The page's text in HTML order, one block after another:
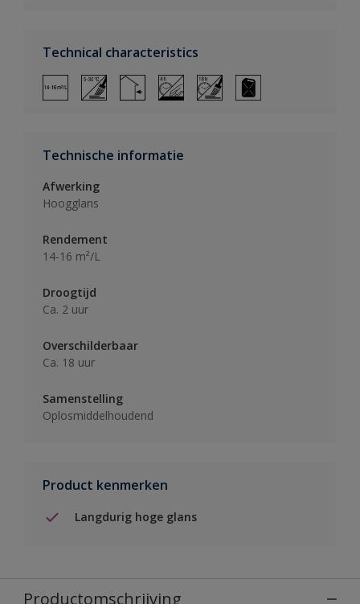
Technical characteristics
Technische informatie
Afwerking
Hoogglans
Rendement
14-16 m²/L
Droogtijd
Ca. 2 uur
Overschilderbaar
Ca. 18 uur
Samenstelling
Oplosmiddelhoudend
Product kenmerken
Langdurig hoge glans
Productomschrijving